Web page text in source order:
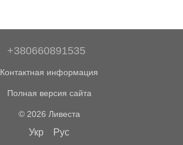
+380660891535
Контактная информация
Полная версия сайта
© 2026 Ливеста
Укр Рус